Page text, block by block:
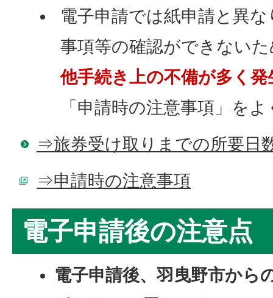
電子申請では紙申請と異
事項等の確認ができない
他手続き上の不備が多く発
「申請時の注意事項」を
⇒旅券受け取りまでの所要日
⇒申請時の注意事項
電子申請後の注意点
電子申請後、羽曳野市から